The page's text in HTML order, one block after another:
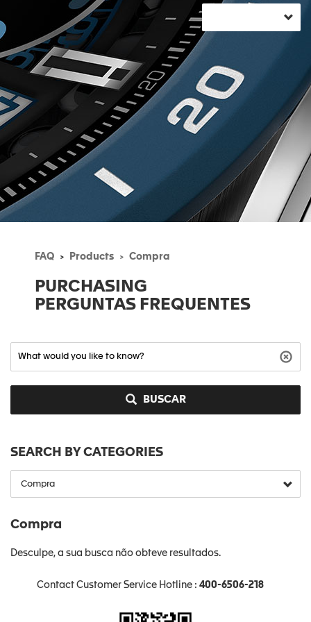
FAQ Products Compra
PURCHASING
PERGUNTAS FREQUENTES
BUSCAR
SEARCH BY CATEGORIES
Compra
Desculpe, a sua busca não obteve resultados.
Contact Customer Service Hotline : 400-6506-218